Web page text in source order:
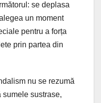
se deplasa
un moment
pentru a forța
prin partea din
nu se rezumă
sustrase,